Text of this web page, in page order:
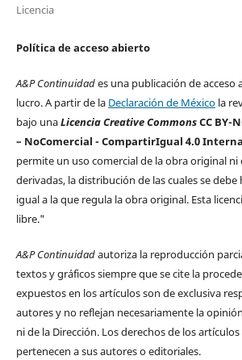
Licencia
Política de acceso abierto
A&P Continuidades una publicación de acceso
lucro. A partir de la Declaración de Méxicola
bajo unaLicencia Creative CommonsCC BY-
– NoComercial - CompartirIgual 4.0
permite un uso comercial de la obra original ni
derivadas, la distribución de las cuales se debe
igual a la que regula la obra original. Esta
libre."
A&P Continuidadautoriza la reproducción
textos y gráficos siempre que se cite la
expuestos en los artículos son de exclusiva
autores y no reflejan necesariamente la
ni de la Dirección. Los derechos de los
pertenecen a sus autores o editoriales.